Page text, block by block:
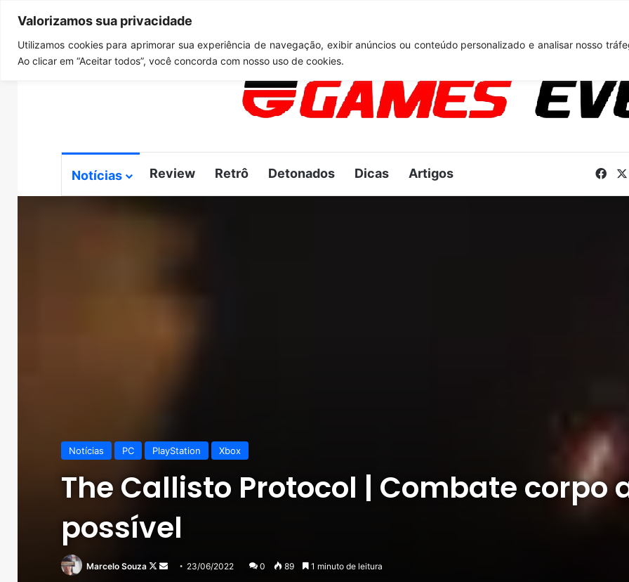
Valorizamos sua privacidade
Utilizamos cookies para aprimorar sua experiência de navegação, exibir anúncios ou conteúdo personalizado e analisar nosso
Ao clicar em “Aceitar todos”, você concorda com nosso uso de cookies.
quarta-feira, agosto 5 2026
Notícias Review Retrô Detonados Dicas Artigos
Notícias PC PlayStation Xbox
The Callisto Protocol | Combate corpo
possível
Marcelo Souza
Follow
Mande23/06/2022 0 89 1 minuto de leitura